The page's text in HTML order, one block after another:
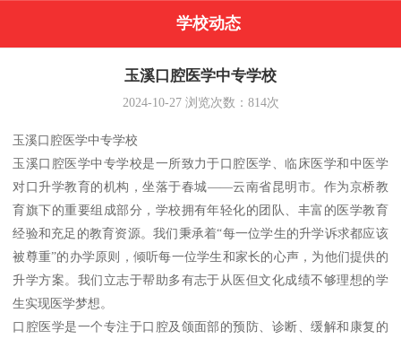
学校动态
玉溪口腔医学中专学校
2024-10-27浏览次数： 814次
玉溪口腔医学中专学校
玉溪口腔医学中专学校是一所致力于口腔医学、临床医学和中医学
对口升学教育的机构，坐落于春城——云南省昆明市。作为京桥教
育旗下的重要组成部分，学校拥有年轻化的团队、丰富的医学教育
经验和充足的教育资源。我们秉承着“每一位学生的升学诉求都应该
被尊重”的办学原则，倾听每一位学生和家长的心声，为他们提供的
升学方案。我们立志于帮助多有志于从医但文化成绩不够理想的学
生实现医学梦想。
口腔医学是一个专注于口腔及颌面部的预防、诊断、缓解和康复的